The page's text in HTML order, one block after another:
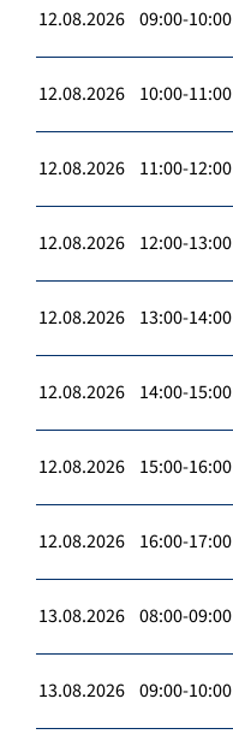
12.08.2026 09:00-10:00
12.08.2026 10:00-11:00
12.08.2026 11:00-12:00
12.08.2026 12:00-13:00
12.08.2026 13:00-14:00
12.08.2026 14:00-15:00
12.08.2026 15:00-16:00
12.08.2026 16:00-17:00
13.08.2026 08:00-09:00
13.08.2026 09:00-10:00